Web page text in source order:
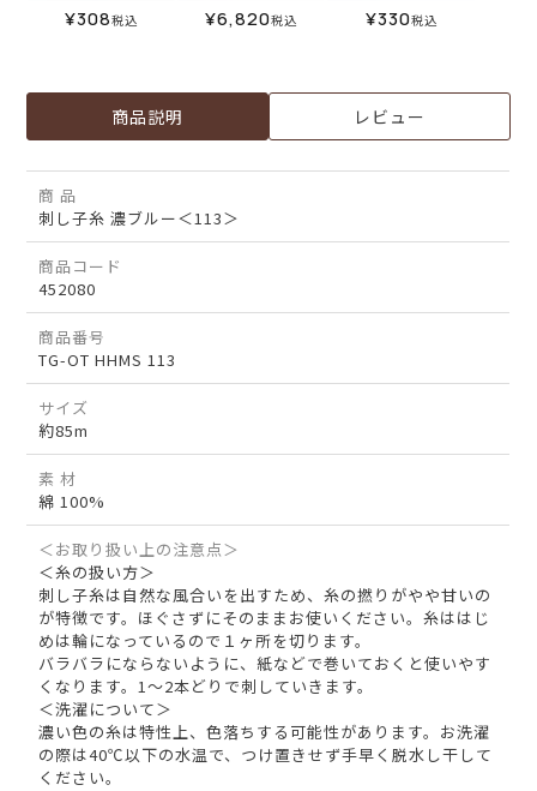
¥308税込 ¥6,820税込 ¥330税込
商品説明 レビュー
商 品
刺し子糸 濃ブルー＜113＞
商品コード
452080
商品番号
TG-OT HHMS 113
サイズ
約85m
素 材
綿 100%
＜お取り扱い上の注意点＞
＜糸の扱い方＞
刺し子糸は自然な風合いを出すため、糸の撚りがやや甘いの
が特徴です。ほぐさずにそのままお使いください。糸ははじ
めは輪になっているので１ヶ所を切ります。
バラバラにならないように、紙などで巻いておくと使いやす
くなります。1～2本どりで刺していきます。
＜洗濯について＞
濃い色の糸は特性上、色落ちする可能性があります。お洗濯
の際は40℃以下の水温で、つけ置きせず手早く脱水し干して
ください。